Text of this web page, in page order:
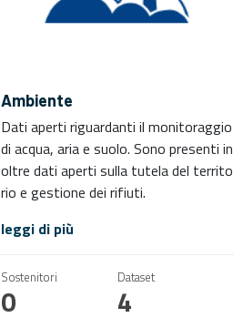
Ambiente
Dati aperti riguardanti il monitoraggio
di acqua, aria e suolo. Sono presenti in
oltre dati aperti sulla tutela del territo
rio e gestione dei rifiuti.
leggi di più
Sostenitori
0
Dataset
4